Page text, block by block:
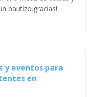
bautizo.gracias!
y eventos para
en